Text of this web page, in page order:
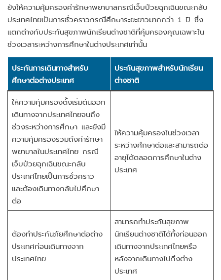
ยังให้ความคุ้มครองค่ารักษาพยาบาลกรณีเจ็บป่วยฉุกเฉินขณะกลับ
ประเทศไทยเป็นการชั่วคราวกรณีศึกษาระยะยาวมากกว่า 1 ปี ซึ่ง
แตกต่างกับประกันสุขภาพนักเรียนต่างชาติที่คุ้มครองคุณเฉพาะใน
ช่วงเวลาระหว่างการศึกษาในต่างประเทศเท่านั้น
ประกันการเดินทางสำหรับ
ศึกษาต่อต่างประเทศ
ประกันสุขภาพสำหรับนักเรียน
ต่างชาติ
ให้ความคุ้มครองตั้งเริ่มต้นออก
เดินทางจากประเทศไทยจนถึง
ช่วงระหว่างการศึกษา และยังมี
ความคุ้มครองรวมถึงค่ารักษา
พยาบาลในประเทศไทย กรณี
เจ็บป่วยฉุกเฉินขณะกลับ
ประเทศไทยเป็นการชั่วคราว
และต้องเดินทางกลับไปศึกษา
ต่อ
ให้ความคุ้มครองในช่วงเวลา
ระหว่างศึกษาต่อและสามารถต่อ
อายุได้ตลอดการศึกษาในต่าง
ประเทศ
ต้องทำประกันภัยศึกษาต่อต่าง
ประเทศก่อนเดินทางจาก
ประเทศไทย
สามารถทำประกันสุขภาพ
นักเรียนต่างชาติได้ทั้งก่อนออก
เดินทางจากประเทศไทยหรือ
หลังจากเดินทางไปถึงต่าง
ประเทศ